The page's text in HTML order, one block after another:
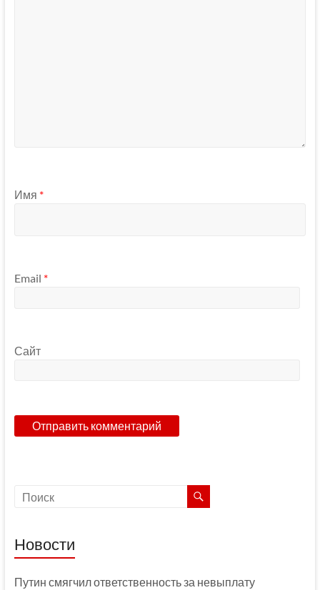
Имя *
Email *
Сайт
Новости
Путин смягчил ответственность за невыплату